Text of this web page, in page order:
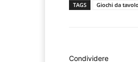
TAGS Giochi da
Condividere